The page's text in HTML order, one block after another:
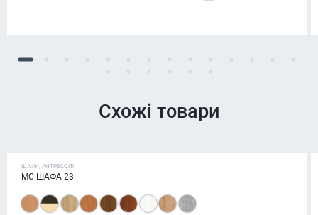
Схожі товари
ШАФИ, АНТРЕСОЛІ
МС ШАФА-23